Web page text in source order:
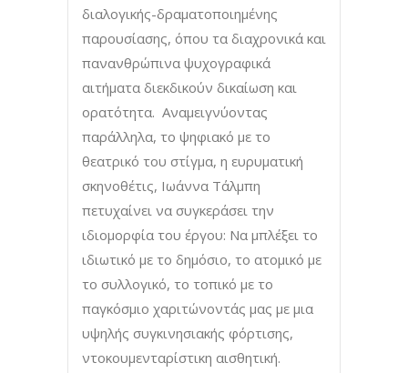
διαλογικής-δραματοποιημένης
παρουσίασης, όπου τα διαχρονικά και
πανανθρώπινα ψυχογραφικά
αιτήματα διεκδικούν δικαίωση και
ορατότητα. Αναμειγνύοντας
παράλληλα, το ψηφιακό με το
θεατρικό του στίγμα, η ευρυματική
σκηνοθέτις, Ιωάννα Τάλμπη
πετυχαίνει να συγκεράσει την
ιδιομορφία του έργου: Να μπλέξει το
ιδιωτικό με το δημόσιο, το ατομικό με
το συλλογικό, το τοπικό με το
παγκόσμιο χαριτώνοντάς μας με μια
υψηλής συγκινησιακής φόρτισης,
ντοκουμενταρίστικη αισθητική.